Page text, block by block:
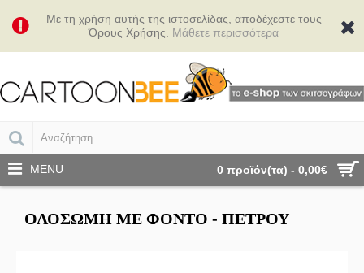
Με τη χρήση αυτής της ιστοσελίδας, αποδέχεστε τους
Όρους Χρήσης. Μάθετε περισσότερα
0 προϊόν(τα) - 0,00€
MENU
ΟΛΌΣΩΜΗ ΜΕ ΦΌΝΤΟ - ΠΈΤΡΟΥ